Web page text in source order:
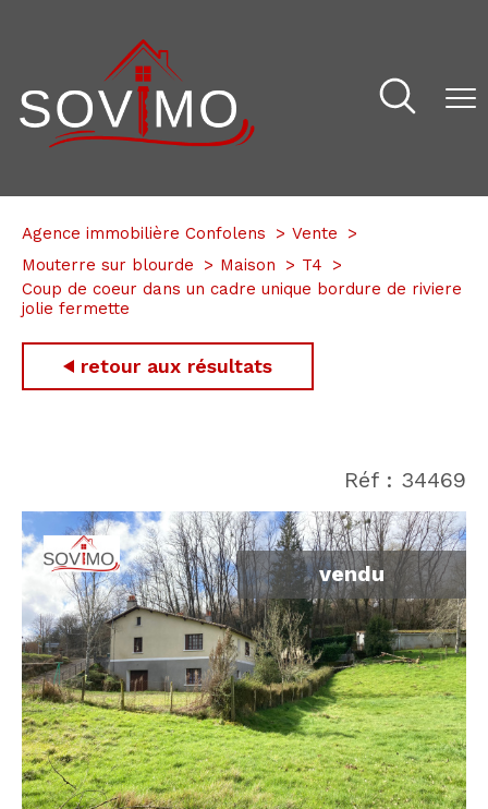
Agence immobilière Confolens
Vente
Mouterre sur blourde
Maison
T4
Coup de coeur dans un cadre unique bordure de riviere
jolie fermette
retour aux résultats
Réf : 34469
vendu